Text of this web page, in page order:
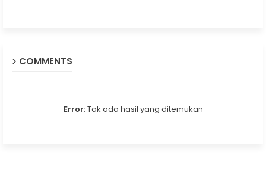
COMMENTS
Error:Tak ada hasil yang ditemukan